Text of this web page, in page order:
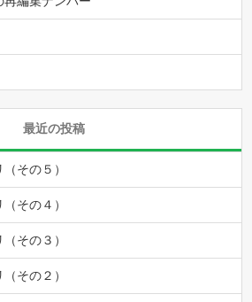
最近の投稿
その５）
その４）
その３）
その２）